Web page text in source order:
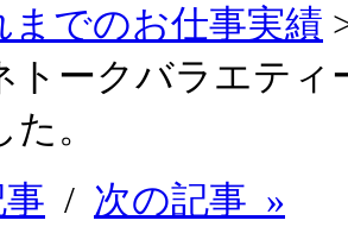
までのお仕事実績
トークバラエテ
。
/ 次の記事 »